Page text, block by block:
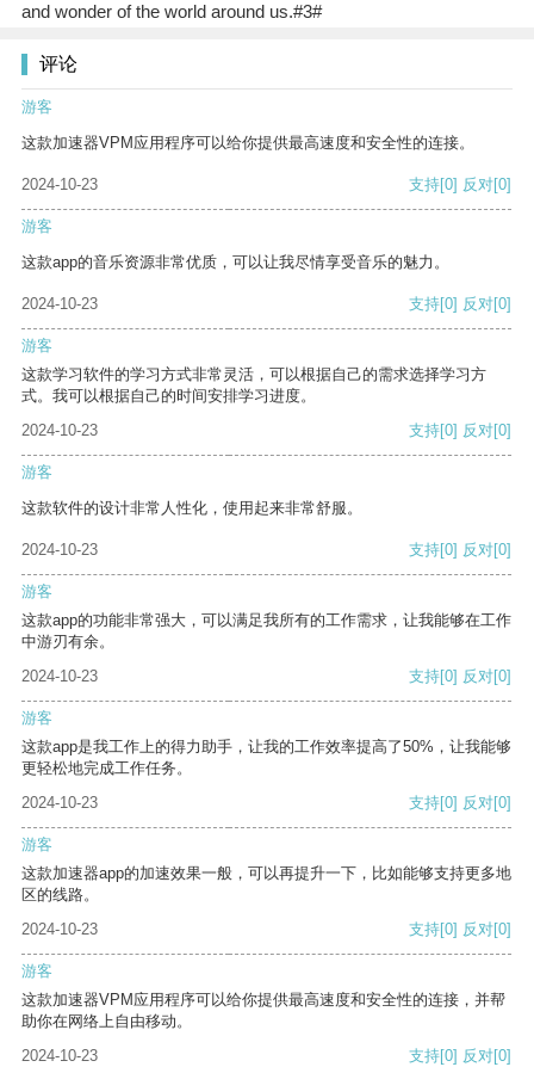
and wonder of the world around us.#3#
评论
游客
这款加速器VPM应用程序可以给你提供最高速度和安全性的连接。
2024-10-23 支持[0] 反对[0]
游客
这款app的音乐资源非常优质，可以让我尽情享受音乐的魅力。
2024-10-23 支持[0] 反对[0]
游客
这款学习软件的学习方式非常灵活，可以根据自己的需求选择学习方
式。我可以根据自己的时间安排学习进度。
2024-10-23
支持[0] 反对[0]
游客
这款软件的设计非常人性化，使用起来非常舒服。
2024-10-23 支持[0] 反对[0]
游客
这款app的功能非常强大，可以满足我所有的工作需求，让我能够在工作
中游刃有余。
2024-10-23
支持[0] 反对[0]
游客
这款app是我工作上的得力助手，让我的工作效率提高了50%，让我能够
更轻松地完成工作任务。
2024-10-23
支持[0] 反对[0]
游客
这款加速器app的加速效果一般，可以再提升一下，比如能够支持更多地
区的线路。
2024-10-23
支持[0] 反对[0]
游客
这款加速器VPM应用程序可以给你提供最高速度和安全性的连接，并帮
助你在网络上自由移动。
2024-10-23
支持[0] 反对[0]